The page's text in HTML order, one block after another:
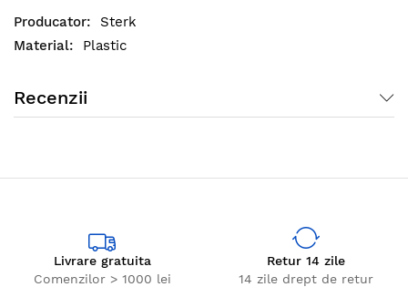
Sterk
Plastic
Recenzii
Livrare gratuita
Comenzilor > 1000 lei
Retur 14 zile
14 zile drept de retur